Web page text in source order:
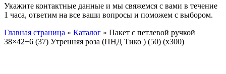
Укажите контактные данные и мы свяжемся с вами в течение
1 часа, ответим на все ваши вопросы и поможем с выбором.
Главная страница » Каталог » Пакет с петлевой ручкой
38×42+6 (37) Утренняя роза (ПНД Тико ) (50) (х300)